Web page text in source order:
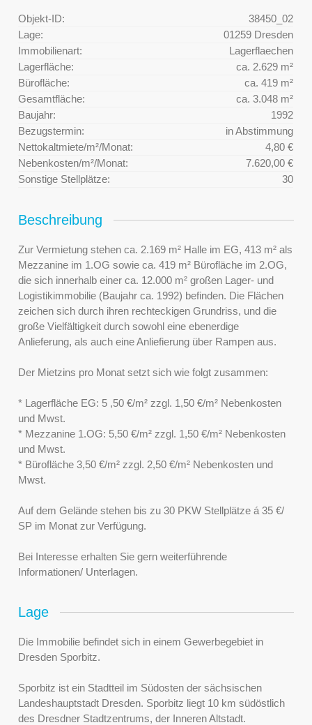
Objekt-ID:
38450_02
Lage:
01259 Dresden
Immobilienart:
Lagerflaechen
Lagerfläche:
ca. 2.629 m²
Bürofläche:
ca. 419 m²
Gesamtfläche:
ca. 3.048 m²
Baujahr:
1992
Bezugstermin:
in Abstimmung
Nettokaltmiete/m²/Monat:
4,80 €
Nebenkosten/m²/Monat:
7.620,00 €
Sonstige Stellplätze:
30
Beschreibung
Zur Vermietung stehen ca. 2.169 m² Halle im EG, 413 m² als
Mezzanine im 1.OG sowie ca. 419 m² Bürofläche im 2.OG,
die sich innerhalb einer ca. 12.000 m² großen Lager- und
Logistikimmobilie (Baujahr ca. 1992) befinden. Die Flächen
zeichen sich durch ihren rechteckigen Grundriss, und die
große Vielfältigkeit durch sowohl eine ebenerdige
Anlieferung, als auch eine Anliefierung über Rampen aus.
Der Mietzins pro Monat setzt sich wie folgt zusammen:
* Lagerfläche EG: 5 ,50 €/m² zzgl. 1,50 €/m² Nebenkosten
und Mwst.
* Mezzanine 1.OG: 5,50 €/m² zzgl. 1,50 €/m² Nebenkosten
und Mwst.
* Bürofläche 3,50 €/m² zzgl. 2,50 €/m² Nebenkosten und
Mwst.
Auf dem Gelände stehen bis zu 30 PKW Stellplätze á 35 €/
SP im Monat zur Verfügung.
Bei Interesse erhalten Sie gern weiterführende
Informationen/ Unterlagen.
Lage
Die Immobilie befindet sich in einem Gewerbegebiet in
Dresden Sporbitz.
Sporbitz ist ein Stadtteil im Südosten der sächsischen
Landeshauptstadt Dresden. Sporbitz liegt 10 km südöstlich
des Dresdner Stadtzentrums, der Inneren Altstadt.